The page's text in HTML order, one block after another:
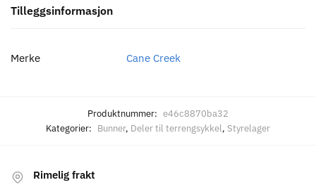
Tilleggsinformasjon
Merke Cane Creek
Produktnummer: e46c8870ba32
Kategorier: Bunner, Deler til terrengsykkel, Styrelager
Rimelig frakt